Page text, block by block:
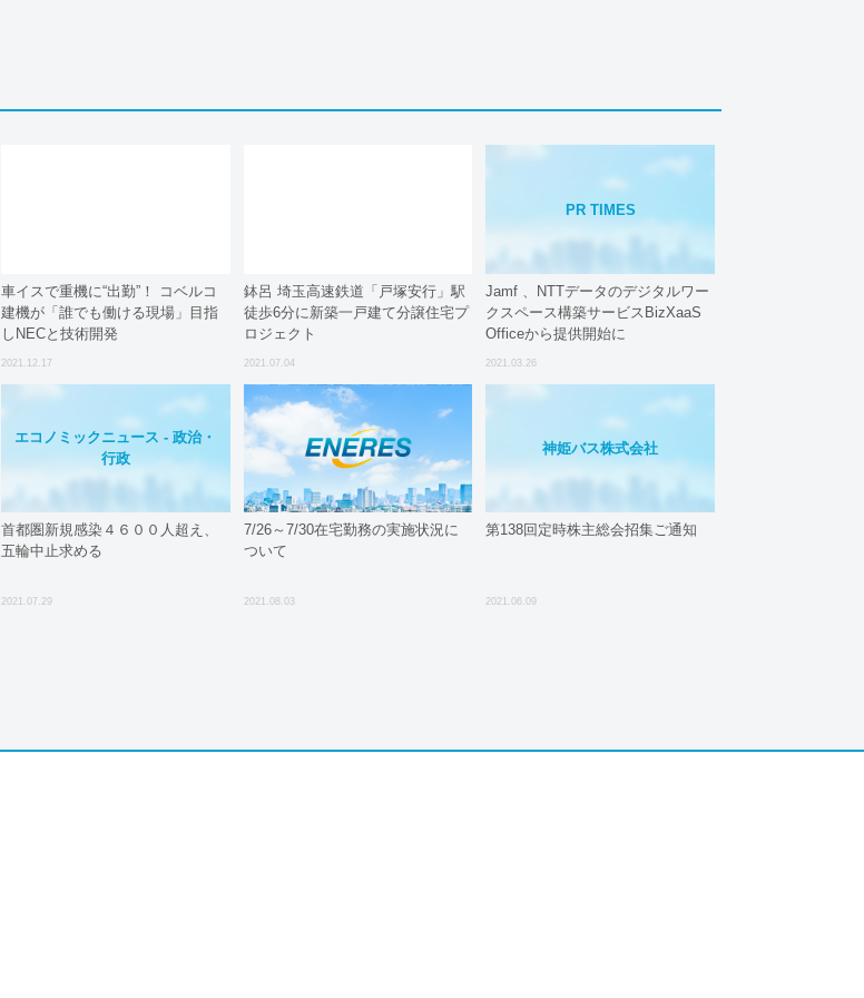
車イスで重機に“出勤”！ コベルコ
建機が「誰でも働ける現場」目指
しNECと技術開発
2021.12.17
鉢呂 埼玉高速鉄道「戸塚安行」駅
徒歩6分に新築一戸建て分譲住宅プ
ロジェクト
2021.07.04
PR TIMES
Jamf 、NTTデータのデジタルワー
クスペース構築サービスBizXaaS
Officeから提供開始に
2021.03.26
エコノミックニュース - 政治・
行政
首都圏新規感染４６００人超え、
五輪中止求める
2021.07.29
7/26～7/30在宅勤務の実施状況に
ついて
2021.08.03
神姫バス株式会社
第138回定時株主総会招集ご通知
2021.06.09